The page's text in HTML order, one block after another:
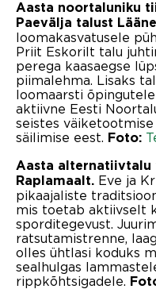
Aasta noortaluniku
Paevälja talust
loomakasvatusele
Priit Eskorilt talu
perega kaasaegse
piimalehma. Lisaks
loomaarsti
aktiivne Eesti
seistes
säilimise eest. Foto:
Aasta alternatiivtalu
Raplamaalt. Eve ja
pikaajaliste
mis toetab aktiivselt
sporditegevust.
ratsutamistrenne,
olles ühtlasi koduks
sealhulgas
rippkõhtsigadele.